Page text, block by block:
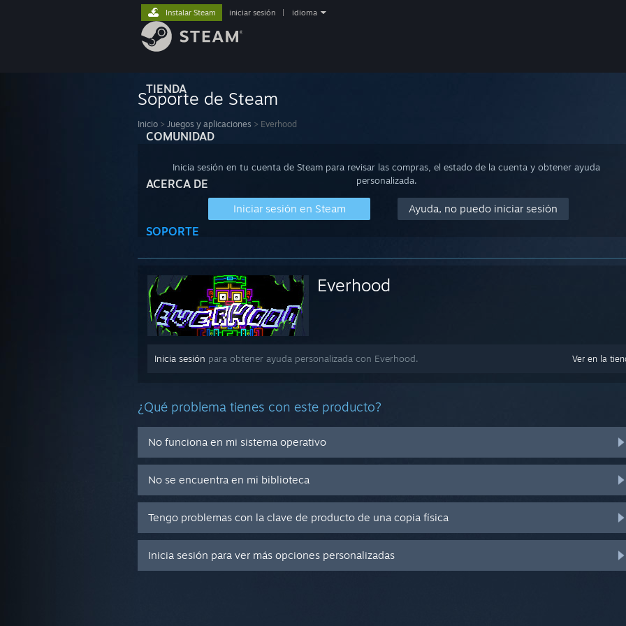
TIENDA
COMUNIDAD
ACERCA DE
SOPORTE
Instalar Steam iniciar sesión idioma
Soporte de Steam
Inicio > Juegos y aplicaciones > Everhood
Inicia sesión en tu cuenta de Steam para revisar las compras, el estado de la cuenta y obtener ayuda
personalizada.
Iniciar sesión en Steam Ayuda, no puedo iniciar sesión
Everhood
Ver en la
Inicia sesión para obtener ayuda personalizada con Everhood.
¿Qué problema tienes con este producto?
No funciona en mi sistema operativo
No se encuentra en mi biblioteca
Tengo problemas con la clave de producto de una copia física
Inicia sesión para ver más opciones personalizadas